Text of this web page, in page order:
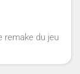
remake du jeu